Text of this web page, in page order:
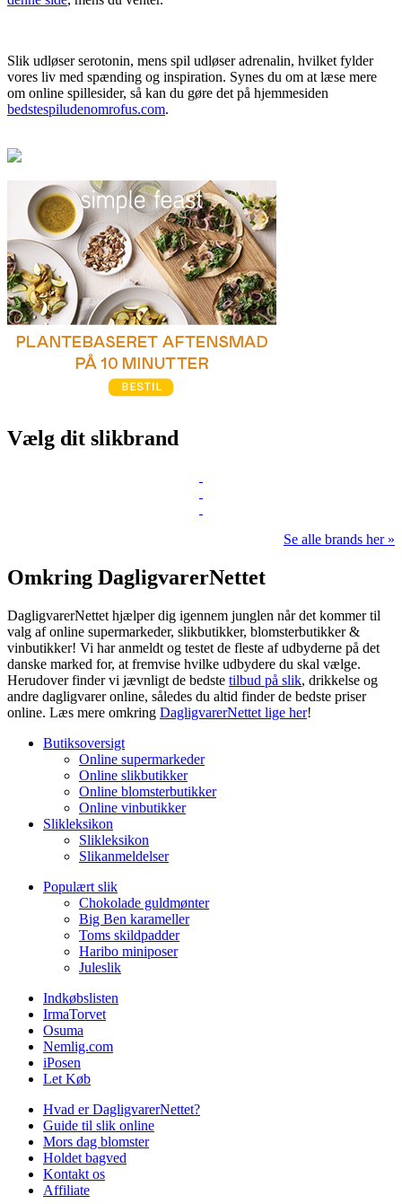
Slik udløser serotonin, mens spil udløser adrenalin, hvilket fylder
vores liv med spænding og inspiration. Synes du om at læse mere
om online spillesider, så kan du gøre det på hjemmesiden
bedstespiludenomrofus.com.
Vælg dit slikbrand
Se alle brands her »
Omkring DagligvarerNettet
DagligvarerNettet hjælper dig igennem junglen når det kommer til
valg af online supermarkeder, slikbutikker, blomsterbutikker &
vinbutikker! Vi har anmeldt og testet de fleste af udbyderne på det
danske marked for, at fremvise hvilke udbydere du skal vælge.
Herudover finder vi jævnligt de bedste tilbud på slik, drikkelse og
andre dagligvarer online, således du altid finder de bedste priser
online. Læs mere omkring DagligvarerNettet lige her!
Butiksoversigt
Online supermarkeder
Online slikbutikker
Online blomsterbutikker
Online vinbutikker
Slikleksikon
Slikleksikon
Slikanmeldelser
Populært slik
Chokolade guldmønter
Big Ben karameller
Toms skildpadder
Haribo miniposer
Juleslik
Indkøbslisten
IrmaTorvet
Osuma
Nemlig.com
iPosen
Let Køb
Hvad er DagligvarerNettet?
Guide til slik online
Mors dag blomster
Holdet bagved
Kontakt os
Affiliate